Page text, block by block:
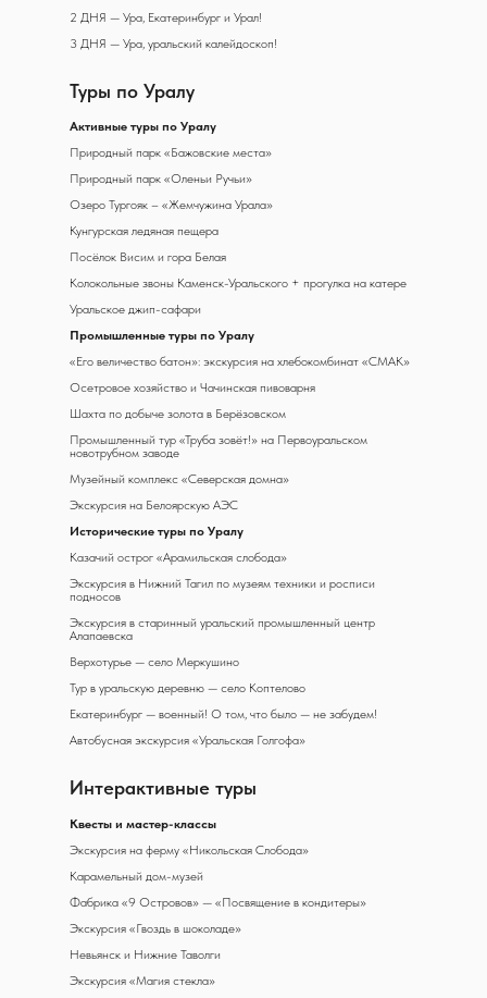
Туры по Уралу
Активные туры по Уралу
Природный парк «Бажовские места»
Природный парк «Оленьи Ручьи»
Озеро Тургояк – «Жемчужина Урала»
Кунгурская ледяная пещера
Посёлок Висим и гора Белая
Колокольные звоны Каменск-Уральского + прогулка на катере
Уральское джип-сафари
Промышленные туры по Уралу
«Его величество батон»: экскурсия на хлебокомбинат «СМАК»
Осетровое хозяйство и Чачинская пивоварня
Шахта по добыче золота в Берёзовском
Промышленный тур «Труба зовёт!» на Первоуральском
новотрубном заводе
Музейный комплекс «Северская домна»
Экскурсия на Белоярскую АЭС
Исторические туры по Уралу
Казачий острог «Арамильская слобода»
Экскурсия в Нижний Тагил по музеям техники и росписи
подносов
Экскурсия в старинный уральский промышленный центр
Алапаевска
Верхотурье — село Меркушино
Тур в уральскую деревню — село Коптелово
Екатеринбург — военный! О том, что было — не забудем!
Автобусная экскурсия «Уральская Голгофа»
Интерактивные туры
Квесты и мастер-классы
Экскурсия на ферму «Никольская Слобода»
Карамельный дом-музей
Фабрика «9 Островов» — «Посвящение в кондитеры»
Экскурсия «Гвоздь в шоколаде»
Невьянск и Нижние Таволги
Экскурсия «Магия стекла»
2 ДНЯ — Ура, Екатеринбург и Урал!
3 ДНЯ — Ура, уральский калейдоскоп!